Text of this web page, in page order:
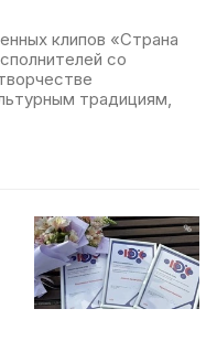
клипов «Страна
со
традициям,